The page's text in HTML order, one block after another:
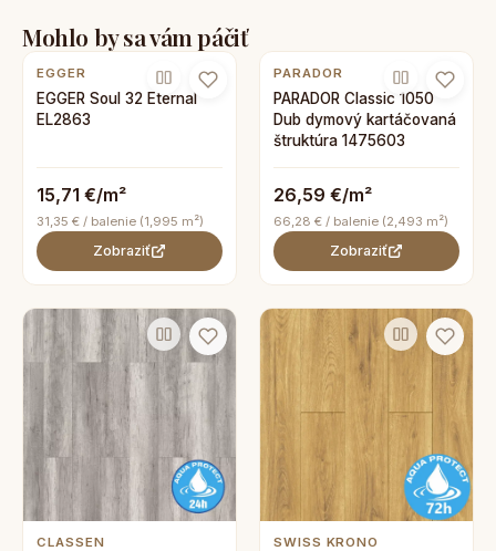
Mohlo by sa vám páčiť
EGGER
EGGER Soul 32 Eternal
EL2863
15,71 €/m²
31,35 € / balenie (1,995 m²)
Zobraziť
PARADOR
PARADOR Classic 1050
Dub dymový kartáčovaná
štruktúra 1475603
26,59 €/m²
66,28 € / balenie (2,493 m²)
Zobraziť
CLASSEN SWISS KRONO